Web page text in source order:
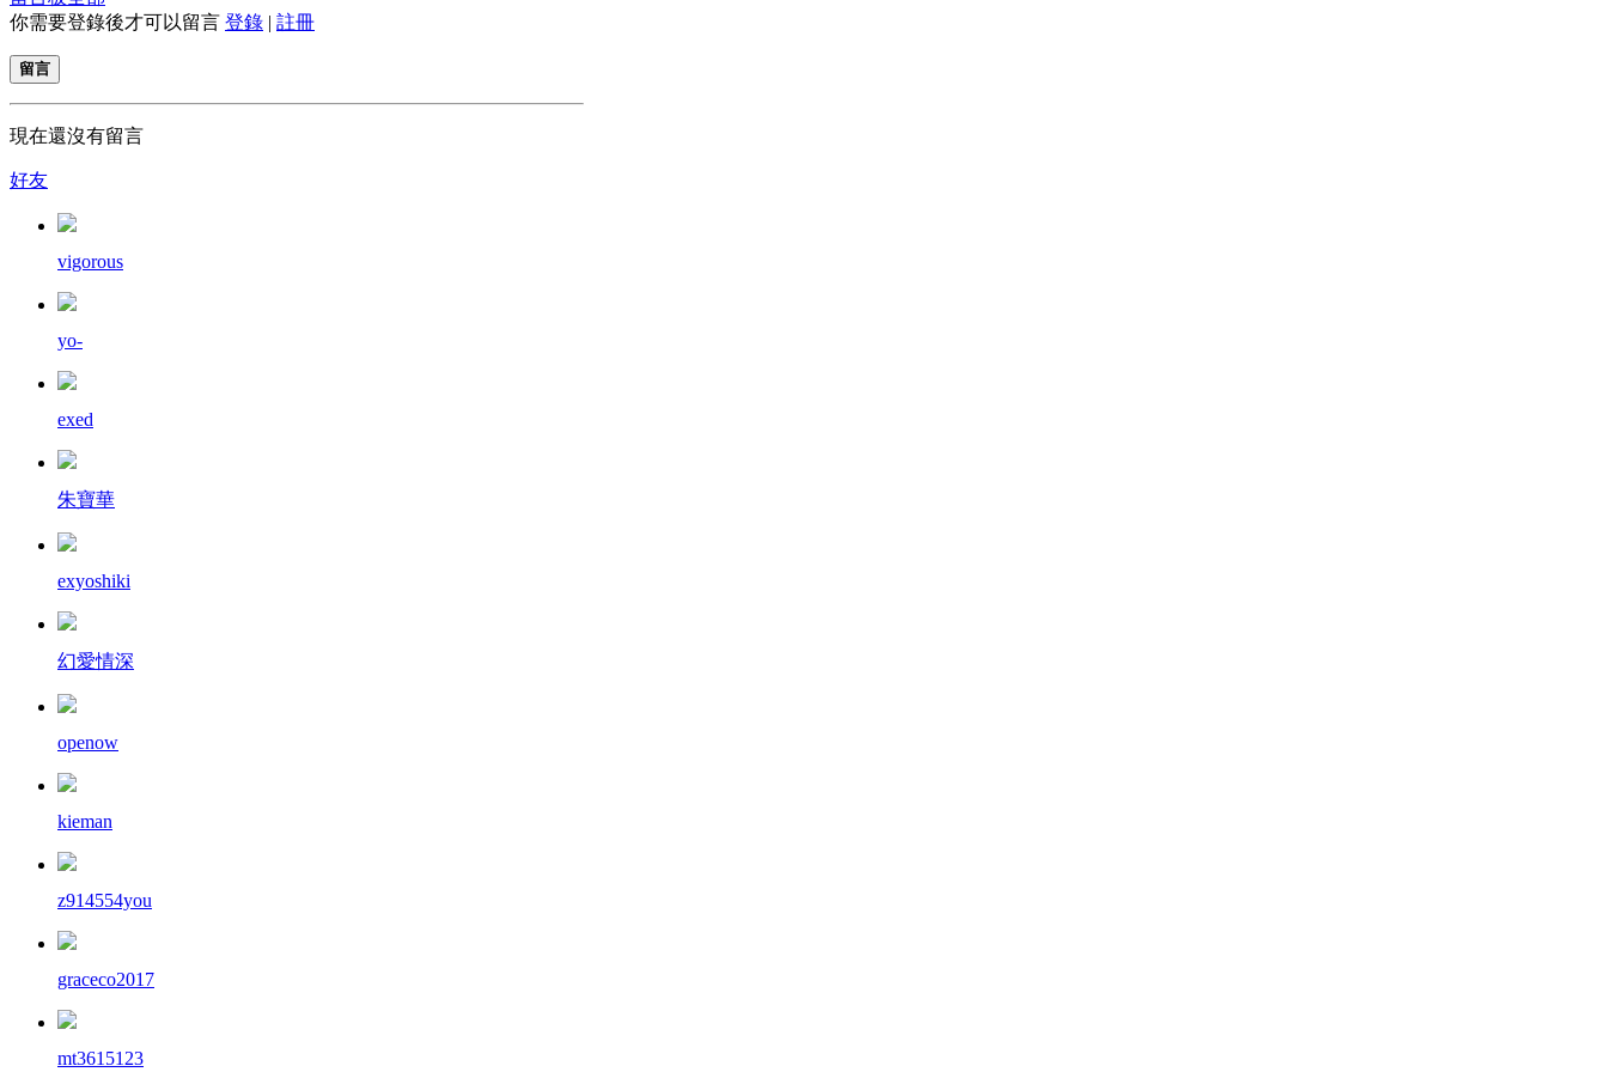
你需要登錄後才可以留言 登錄 | 註冊
留言
現在還沒有留言
好友
vigorous
yo-
exed
朱寶華
exyoshiki
幻愛情深
openow
kieman
z914554you
graceco2017
mt3615123